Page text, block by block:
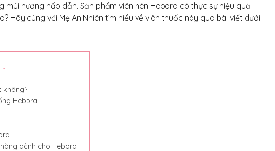
mùi hương hấp dẫn. Sản phẩm viên nén Hebora có thực sự hiệu quả
Hãy cùng với Mẹ An Nhiên tìm hiểu về viên thuốc này qua bài viết dưới
không?
Hebora
dành cho Hebora